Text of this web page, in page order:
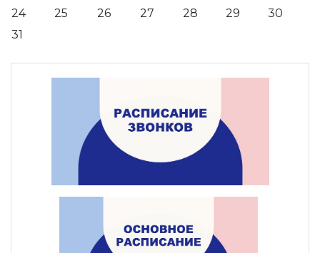
24
25 26 27 28 29
30
31